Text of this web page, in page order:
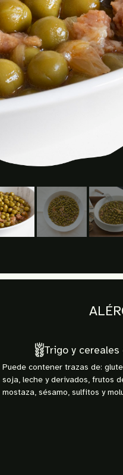
Trigo y cereales
Puede contener trazas de:
soja, leche y derivados, frutos
mostaza, sésamo, sulfitos y